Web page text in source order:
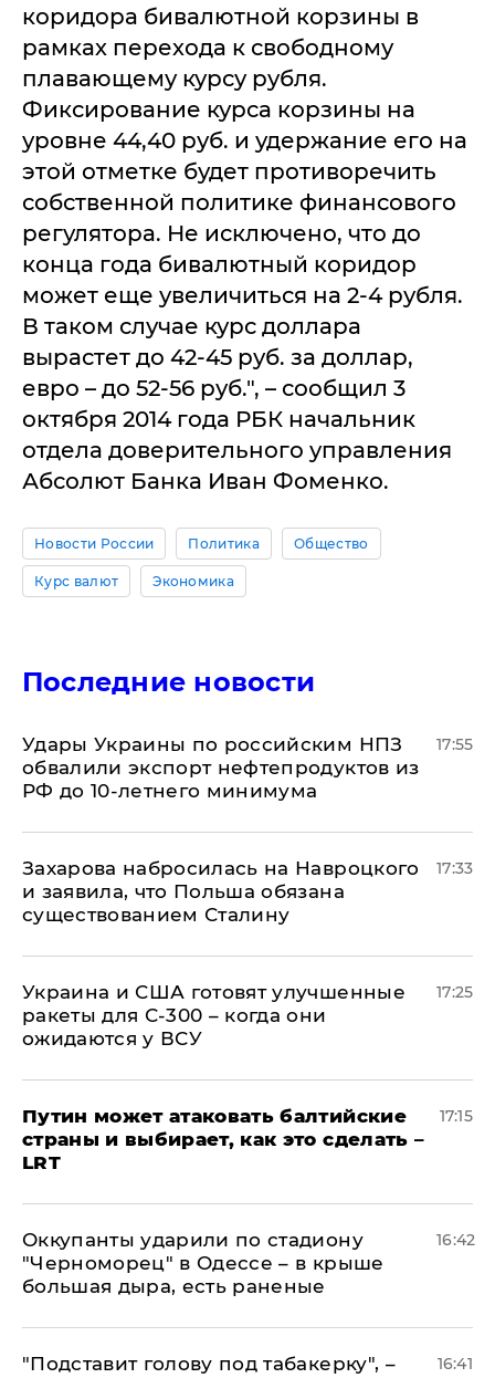
коридора бивалютной корзины в
рамках перехода к свободному
плавающему курсу рубля.
Фиксирование курса корзины на
уровне 44,40 руб. и удержание его на
этой отметке будет противоречить
собственной политике финансового
регулятора. Не исключено, что до
конца года бивалютный коридор
может еще увеличиться на 2-4 рубля.
В таком случае курс доллара
вырастет до 42-45 руб. за доллар,
евро – до 52-56 руб.", – сообщил 3
октября 2014 года РБК начальник
отдела доверительного управления
Абсолют Банка Иван Фоменко.
Новости России Политика Общество
Курс валют Экономика
Последние новости
Удары Украины по российским НПЗ
обвалили экспорт нефтепродуктов из
РФ до 10-летнего минимума
17:55
​Захарова набросилась на Навроцкого
и заявила, что Польша обязана
существованием Сталину
17:33
Украина и США готовят улучшенные
ракеты для С-300 – когда они
ожидаются у ВСУ
17:25
Путин может атаковать балтийские
страны и выбирает, как это сделать –
LRT
17:15
Оккупанты ударили по стадиону
"Черноморец" в Одессе – в крыше
большая дыра, есть раненые
16:42
​"Подставит голову под табакерку", –
16:41